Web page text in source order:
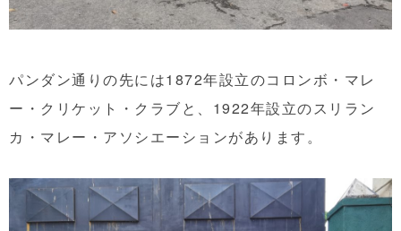
パンダン通りの先には1872年設立のコロンボ・マレ
ー・クリケット・クラブと、1922年設立のスリラン
カ・マレー・アソシエーションがあります。